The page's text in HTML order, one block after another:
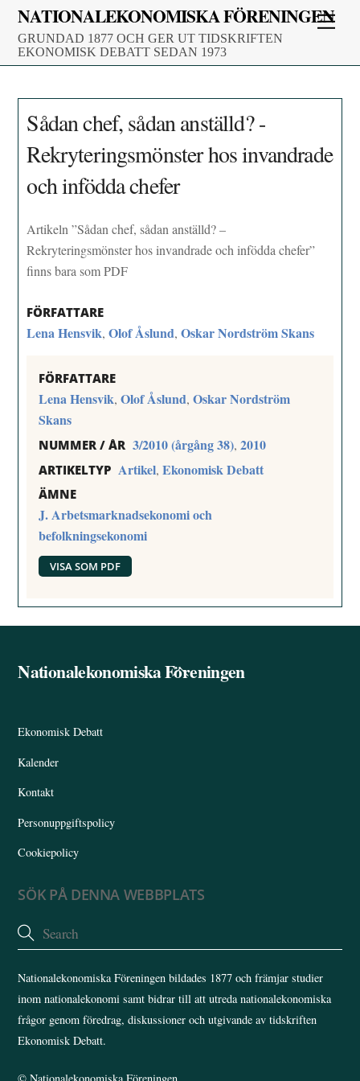
Skip
content
NATIONALEKONOMISKA FÖRENINGEN
GRUNDAD 1877 OCH GER UT TIDSKRIFTEN
EKONOMISK DEBATT SEDAN 1973
Sådan chef, sådan anställd? -
Rekryteringsmönster hos invandrade
och infödda chefer
Artikeln ”Sådan chef, sådan anställd? –
Rekryteringsmönster hos invandrade och infödda chefer”
finns bara som PDF
FÖRFATTARE
Lena Hensvik,Olof Åslund,Oskar Nordström Skans
FÖRFATTARE
Lena Hensvik,Olof Åslund,Oskar Nordström
Skans
NUMMER / ÅR 3/2010 (årgång 38),2010
ARTIKELTYP Artikel,Ekonomisk Debatt
ÄMNE
J. Arbetsmarknadsekonomi och
befolkningsekonomi
VISA SOM PDF
Back
Nationalekonomiska Föreningen
Ekonomisk Debatt
Kalender
Kontakt
Personuppgiftspolicy
Cookiepolicy
SÖK PÅ DENNA WEBBPLATS
Nationalekonomiska Föreningen bildades 1877 och främjar studier
inom nationalekonomi samt bidrar till att utreda nationalekonomiska
frågor genom föredrag, diskussioner och utgivande av tidskriften
Ekonomisk Debatt.